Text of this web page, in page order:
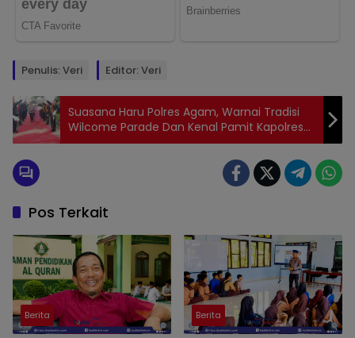
Penulis: Veri Editor: Veri
Suasana Haru Polres Agam, Warnai Tradisi
Wilcome Parade Dan Kenal Pamit Kapolres
Agam Yang Lama.
Pos Terkait
Berita Berita